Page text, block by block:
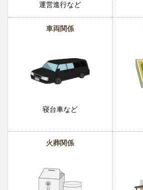
運営進行など
車両関係
寝台車など
火葬関係